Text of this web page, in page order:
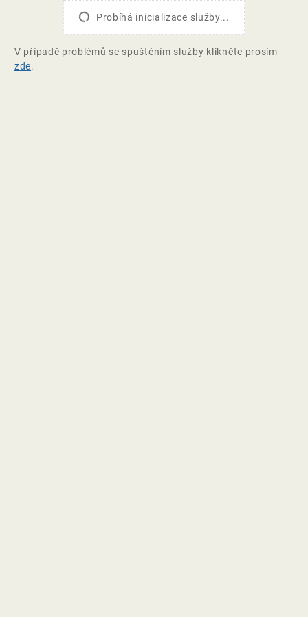
Probíhá inicializace služby...
V případě problémů se spuštěním služby klikněte prosím
zde.